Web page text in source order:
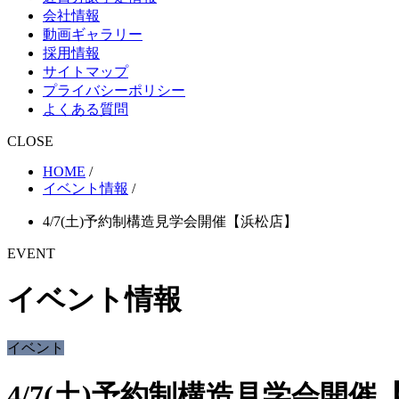
会社情報
動画ギャラリー
採用情報
サイトマップ
プライバシーポリシー
よくある質問
CLOSE
HOME /
イベント情報 /
4/7(土)予約制構造見学会開催【浜松店】
EVENT
イベント情報
イベント